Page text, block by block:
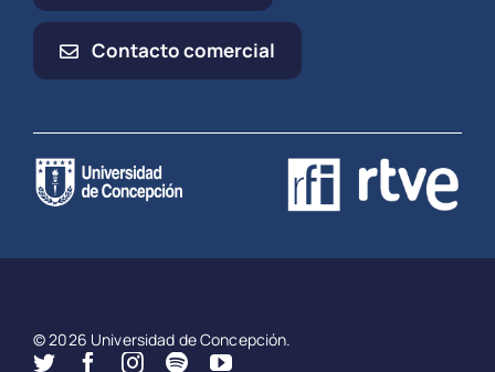
Contacto comercial
© 2026 Universidad de Concepción.